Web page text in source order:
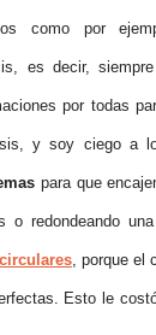
como por
es decir,
por todas
y soy ciego a
para que
o redondeando
, porque el
Esto le